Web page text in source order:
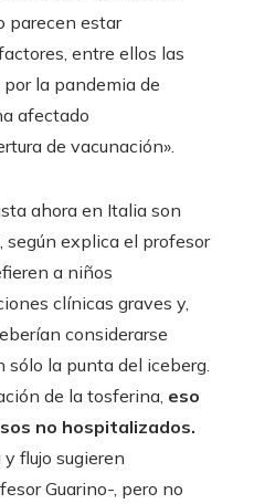
parecen estar
entre ellos las
la pandemia de
afectado
de vacunación».
ahora en Italia son
según explica el profesor
a niños
clínicas graves y,
considerarse
sólo la punta del iceberg.
de la tosferina, eso
no hospitalizados.
flujo sugieren
Guarino-, pero no